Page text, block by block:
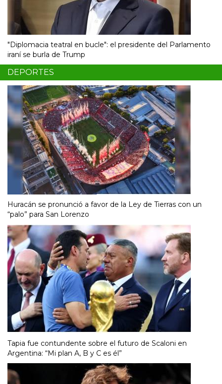
"Diplomacia teatral en bucle": el presidente del Parlamento
iraní se burla de Trump
DEPORTES
Huracán se pronunció a favor de la Ley de Tierras con un
“palo” para San Lorenzo
Tapia fue contundente sobre el futuro de Scaloni en
Argentina: “Mi plan A, B y C es él”